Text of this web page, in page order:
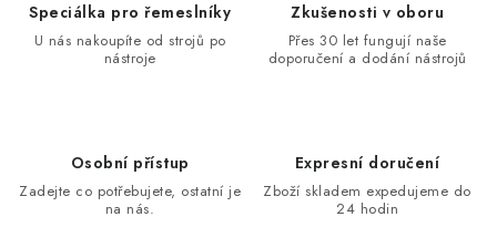
Speciálka pro řemeslníky
U nás nakoupíte od strojů po
nástroje
Zkušenosti v oboru
Přes 30 let fungují naše
doporučení a dodání nástrojů
Osobní přístup
Zadejte co potřebujete, ostatní je
na nás.
Expresní doručení
Zboží skladem expedujeme do
24 hodin